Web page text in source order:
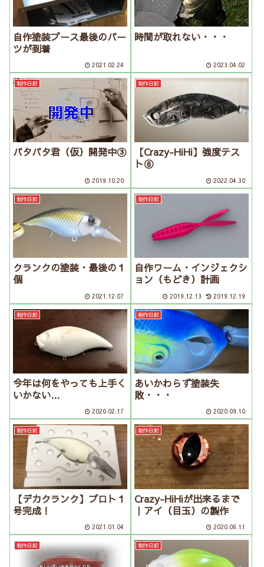
自作塗装ブース最後のパー
ツが到着
2021.02.24
時間が取れない・・・
2023.04.02
制作日記
パタパタ君（仮）開発中③
2019.10.20
制作日記
【Crazy-HiHi】強度テス
ト⑧
2022.04.30
制作日記
クランクの塗装・最後の１
個
2021.12.07
制作日記
自作ワーム・インジェクシ
ョン（もどき）計画
2019.12.13 2019.12.19
制作日記
今年は何をやっても上手く
いかない…
2020.02.17
制作日記
あいかわらず塗装失
敗・・・
2020.09.10
制作日記
【デカクランク】プロト１
号完成！
2021.01.04
制作日記
Crazy-HiHiが出来るまで
｜アイ（目玉）の製作
2020.06.11
制作日記 制作日記